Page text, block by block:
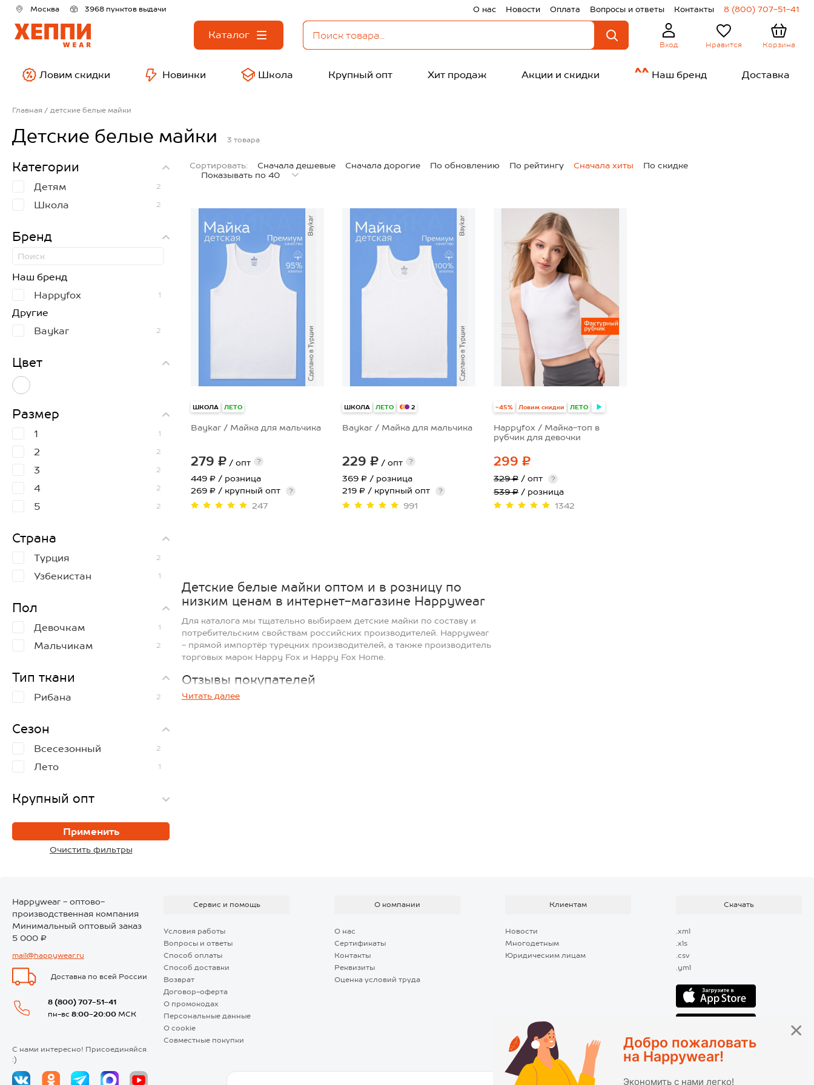
Москва 3968 пунктов выдачи О нас Новости Оплата Вопросы и ответы Контакты 8 (800) 707-51-41
Каталог
Вход Нравится Корзина
Ловим скидки Новинки Школа Крупный опт Хит продаж Акции и скидки Наш бренд Доставка
Главная детские белые майки
Детские белые майки 3 товара
Категории
Детям 2
Школа 2
Бренд
Наш бренд
Happyfox
1
Другие
Baykar
2
Цвет
Размер
1 1
2 2
3 2
4 2
5 2
7
122 1
128 1
140
146
152
Страна
Турция 2
Узбекистан 1
Пол
Девочкам 1
Мальчикам 2
Тип ткани
Рибана 2
Сезон
Всесезонный 2
Лето 1
Крупный опт
Сортировать: Сначала дешевые Сначала дорогие По обновлению По рейтингу Сначала хиты
По скидке
Показывать по 40
ШКОЛА ЛЕТО
Baykar / Майка для мальчика
279 ₽ / опт ?
449 ₽ / розница
269 ₽ / крупный опт
?
247
ШКОЛА ЛЕТО 2
Baykar / Майка для мальчика
229 ₽ / опт ?
369 ₽ / розница
219 ₽ / крупный опт
?
991
-45% Ловим скидки ЛЕТО
Happyfox / Майка-топ в
рубчик для девочки
299 ₽
329 ₽ / опт ?
539 ₽ / розница
1342
Детские белые майки оптом и в розницу по
низким ценам в интернет-магазине Happywear
Для каталога мы тщательно выбираем детские майки по составу и
потребительским свойствам российских производителей. Happywear
- прямой импортёр турецких производителей, а также производитель
торговых марок Happy Fox и Happy Fox Home.
Отзывы покупателей
У большинства товаров в каталоге интернет-магазина есть отзывы
Читать далее
Happywear - оптово-
производственная компания
Минимальный оптовый заказ
5 000 ₽
mail@happywear.ru
Доставка по всей России
8 (800) 707-51-41
пн-вс 8:00-20:00 МСК
С нами интересно! Присоединяйся
:)
Сервис и помощь
Условия работы
Вопросы и ответы
Способ оплаты
Способ доставки
Возврат
Договор-оферта
О промокодах
Персональные данные
О cookie
Совместные покупки
О компании
О нас
Сертификаты
Контакты
Реквизиты
Оценка условий труда
Клиентам
Новости
Многодетным
Юридическим лицам
Скачать
.xml
.xls
.csv
.yml
Добро пожаловать
на Happywear!
Экономить с нами легко!